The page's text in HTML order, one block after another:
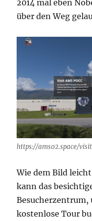
2014 mal eben
über den Weg
https://ams02.space/
Wie dem Bild
kann das
Besucherzentrum,
kostenlose Tour